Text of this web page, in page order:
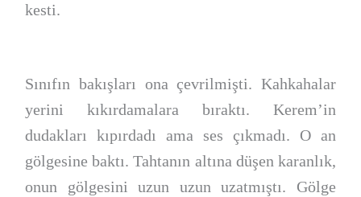
kesti.
Sınıfın bakışları ona çevrilmişti. Kahkahalar
yerini kıkırdamalara bıraktı. Kerem’in
dudakları kıpırdadı ama ses çıkmadı. O an
gölgesine baktı. Tahtanın altına düşen karanlık,
onun gölgesini uzun uzun uzatmıştı. Gölge